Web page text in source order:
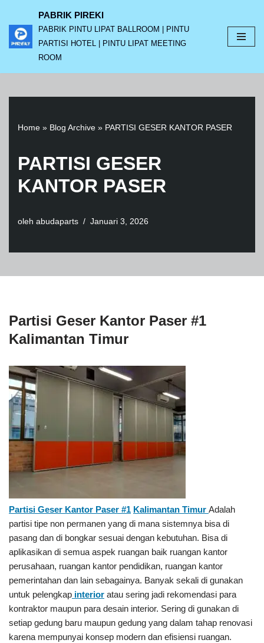
Lompat
ke
PABRIK PIREKI
PABRIK PINTU LIPAT BALLROOM | PINTU
PARTISI HOTEL | PINTU LIPAT MEETING
ROOM
Home » Blog Archive » PARTISI GESER KANTOR PASER
PARTISI GESER
KANTOR PASER
oleh abudaparts Januari 3, 2026
Partisi Geser Kantor Paser #1
Kalimantan Timur
Partisi Geser Kantor Paser #1 Kalimantan Timur Adalah
partisi tipe non permanen yang di mana sistemnya bisa di
pasang dan di bongkar sesuai dengan kebutuhan. Bisa di
aplikasikan di semua aspek ruangan baik ruangan kantor
perusahaan, ruangan kantor pendidikan, ruangan kantor
pemerintahan dan lain sebagainya. Banyak sekali di gunakan
untuk pelengkap interior atau sering jadi rekomendasi para
kontraktor maupun para desain interior. Sering di gunakan di
setiap gedung baru maupun gedung yang dalam tahap renovasi
karena mempunyai konsep modern dan efisiensi ruangan.